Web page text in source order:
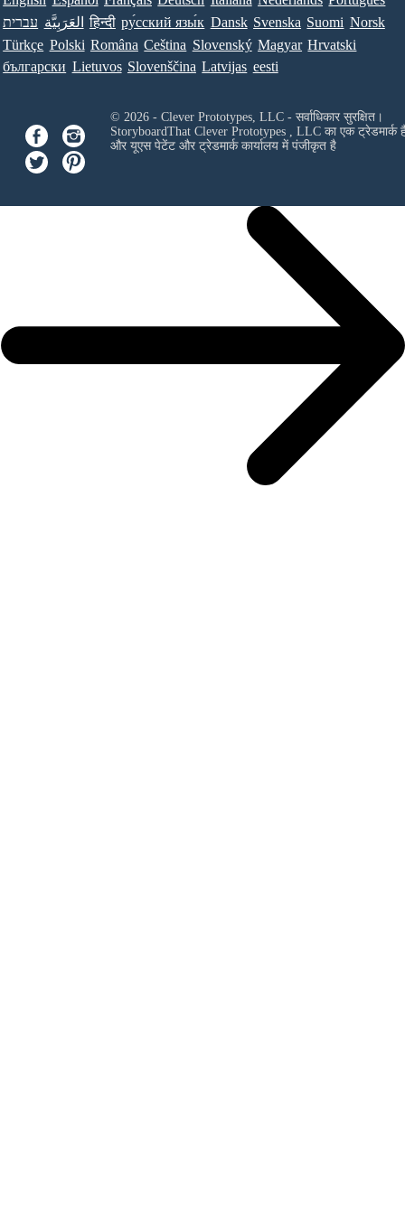
עברית العَرَبِيَّة हिन्दी ру́сский язы́к Dansk Svenska Suomi Norsk
Türkçe Polski Româna Ceština Slovenský Magyar Hrvatski
български Lietuvos Slovenščina Latvijas eesti
© 2026 - Clever Prototypes, LLC - सर्वाधिकार सुरक्षित।
StoryboardThat Clever Prototypes , LLCका एक ट्रेडमार्क
और यूएस पेटेंट और ट्रेडमार्क कार्यालय में पंजीकृत है